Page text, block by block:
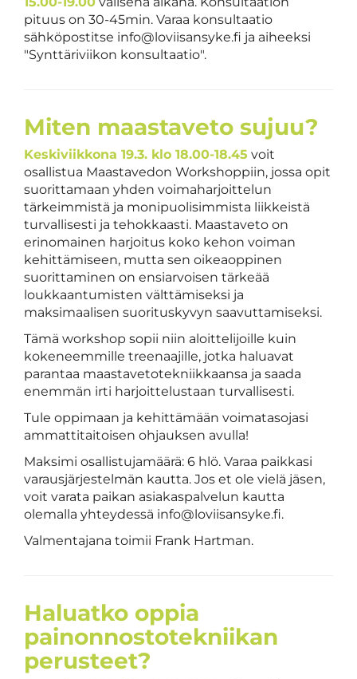
pituus on 30-45min. Varaa konsultaatio
sähköpostitse info@loviisansyke.fi ja aiheeksi
"Synttäriviikon konsultaatio".
Miten maastaveto sujuu?
Keskiviikkona 19.3. klo 18.00-18.45 voit
osallistua Maastavedon Workshoppiin, jossa opit
suorittamaan yhden voimaharjoittelun
tärkeimmistä ja monipuolisimmista liikkeistä
turvallisesti ja tehokkaasti. Maastaveto on
erinomainen harjoitus koko kehon voiman
kehittämiseen, mutta sen oikeaoppinen
suorittaminen on ensiarvoisen tärkeää
loukkaantumisten välttämiseksi ja
maksimaalisen suorituskyvyn saavuttamiseksi.
Tämä workshop sopii niin aloittelijoille kuin
kokeneemmille treenaajille, jotka haluavat
parantaa maastavetotekniikkaansa ja saada
enemmän irti harjoittelustaan turvallisesti.
Tule oppimaan ja kehittämään voimatasojasi
ammattitaitoisen ohjauksen avulla!
Maksimi osallistujamäärä: 6 hlö. Varaa paikkasi
varausjärjestelmän kautta. Jos et ole vielä jäsen,
voit varata paikan asiakaspalvelun kautta
olemalla yhteydessä info@loviisansyke.fi.
Valmentajana toimii Frank Hartman.
Haluatko oppia
painonnostotekniikan
perusteet?